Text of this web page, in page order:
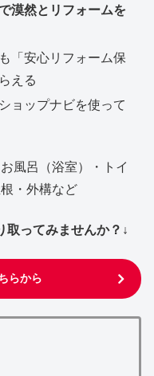
漠然とリフォームを
「安心リフォーム保
える
ョップナビを使って
風呂（浴室）・トイ
・外構など
取ってみませんか？↓
らから